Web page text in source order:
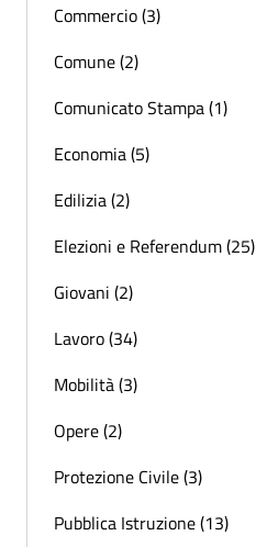
Commercio (3)
Comune (2)
Comunicato Stampa (1)
Economia (5)
Edilizia (2)
Elezioni e Referendum (25)
Giovani (2)
Lavoro (34)
Mobilità (3)
Opere (2)
Protezione Civile (3)
Pubblica Istruzione (13)